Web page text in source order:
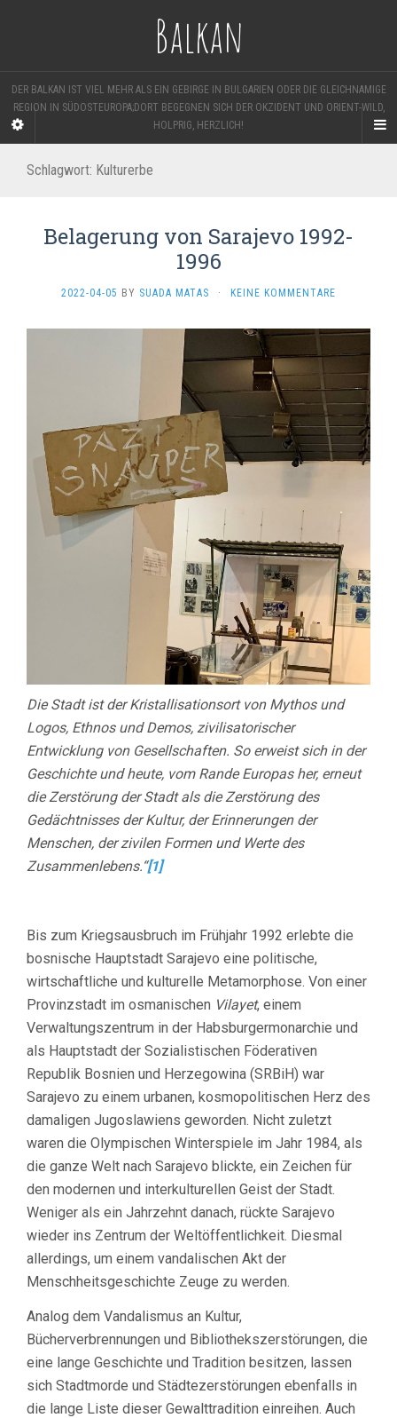
Balkan
DER BALKAN IST VIEL MEHR ALS EIN GEBIRGE IN BULGARIEN ODER DIE GLEICHNAMIGE
REGION IN SÜDOSTEUROPA;DORT BEGEGNEN SICH DER OKZIDENT UND ORIENT-WILD,
HOLPRIG, HERZLICH!
Schlagwort: Kulturerbe
Belagerung von Sarajevo 1992-
1996
2022-04-05 BY SUADA MATAS · KEINE KOMMENTARE
Die Stadt ist der Kristallisationsort von Mythos und
Logos, Ethnos und Demos, zivilisatorischer
Entwicklung von Gesellschaften. So erweist sich in der
Geschichte und heute, vom Rande Europas her, erneut
die Zerstörung der Stadt als die Zerstörung des
Gedächtnisses der Kultur, der Erinnerungen der
Menschen, der zivilen Formen und Werte des
Zusammenlebens.“[1]
Bis zum Kriegsausbruch im Frühjahr 1992 erlebte die
bosnische Hauptstadt Sarajevo eine politische,
wirtschaftliche und kulturelle Metamorphose. Von einer
Provinzstadt im osmanischen Vilayet, einem
Verwaltungszentrum in der Habsburgermonarchie und
als Hauptstadt der Sozialistischen Föderativen
Republik Bosnien und Herzegowina (SRBiH) war
Sarajevo zu einem urbanen, kosmopolitischen Herz des
damaligen Jugoslawiens geworden. Nicht zuletzt
waren die Olympischen Winterspiele im Jahr 1984, als
die ganze Welt nach Sarajevo blickte, ein Zeichen für
den modernen und interkulturellen Geist der Stadt.
Weniger als ein Jahrzehnt danach, rückte Sarajevo
wieder ins Zentrum der Weltöffentlichkeit. Diesmal
allerdings, um einem vandalischen Akt der
Menschheitsgeschichte Zeuge zu werden.
Analog dem Vandalismus an Kultur,
Bücherverbrennungen und Bibliothekszerstörungen, die
eine lange Geschichte und Tradition besitzen, lassen
sich Stadtmorde und Städtezerstörungen ebenfalls in
die lange Liste dieser Gewalttradition einreihen. Auch